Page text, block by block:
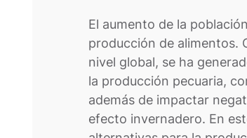
El aumento de la
producción de alimentos.
nivel global, se ha
la producción pecuaria,
además de impactar
efecto invernadero. En